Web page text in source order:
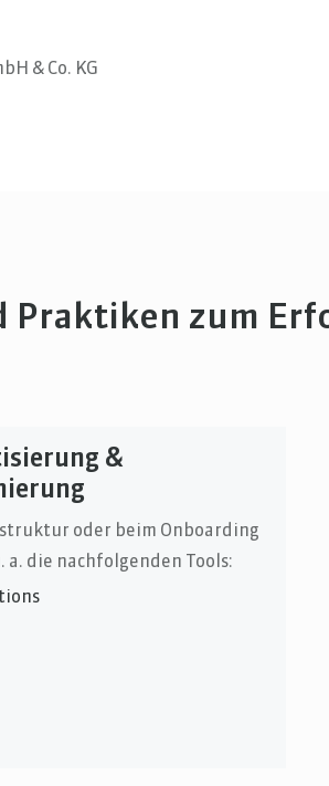
& Co. KG
Praktiken zum
&
oder beim Onboarding
a. die nachfolgenden Tools: